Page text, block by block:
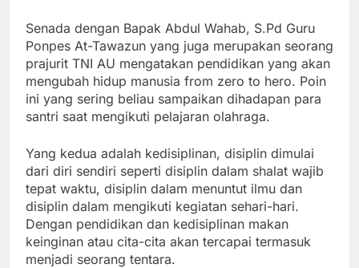
Senada dengan Bapak Abdul Wahab, S.Pd Guru
Ponpes At-Tawazun yang juga merupakan seorang
prajurit TNI AU mengatakan pendidikan yang akan
mengubah hidup manusia from zero to hero. Poin
ini yang sering beliau sampaikan dihadapan para
santri saat mengikuti pelajaran olahraga.
Yang kedua adalah kedisiplinan, disiplin dimulai
dari diri sendiri seperti disiplin dalam shalat wajib
tepat waktu, disiplin dalam menuntut ilmu dan
disiplin dalam mengikuti kegiatan sehari-hari.
Dengan pendidikan dan kedisiplinan makan
keinginan atau cita-cita akan tercapai termasuk
menjadi seorang tentara.